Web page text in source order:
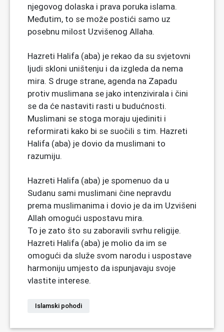
njegovog dolaska i prava poruka islama.
Međutim, to se može postići samo uz
posebnu milost Uzvišenog Allaha.
Hazreti Halifa (aba) je rekao da su svjetovni
ljudi skloni uništenju i da izgleda da nema
mira. S druge strane, agenda na Zapadu
protiv muslimana se jako intenzivirala i čini
se da će nastaviti rasti u budućnosti.
Muslimani se stoga moraju ujediniti i
reformirati kako bi se suočili s tim. Hazreti
Halifa (aba) je dovio da muslimani to
razumiju.
Hazreti Halifa (aba) je spomenuo da u
Sudanu sami muslimani čine nepravdu
prema muslimanima i dovio je da im Uzvišeni
Allah omogući uspostavu mira.
To je zato što su zaboravili svrhu religije.
Hazreti Halifa (aba) je molio da im se
omogući da služe svom narodu i uspostave
harmoniju umjesto da ispunjavaju svoje
vlastite interese.
Islamski pohodi